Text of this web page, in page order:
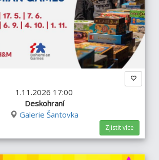
1.11.2026 17:00
Deskohraní
Galerie Šantovka
Zjistit více